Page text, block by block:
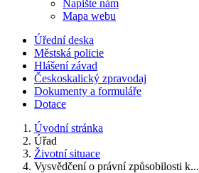
Napište nám
Mapa webu
Úřední deska
Městská policie
Hlášení závad
Českoskalický zpravodaj
Dokumenty a formuláře
Dotace
Úvodní stránka
Úřad
Životní situace
Vysvědčení o právní způsobilosti k...